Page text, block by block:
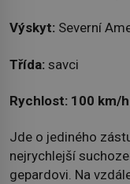
Výskyt: Severní
Třída: savci
Rychlost: 100 km/h
Jde o jediného
nejrychlejší
gepardovi. Na